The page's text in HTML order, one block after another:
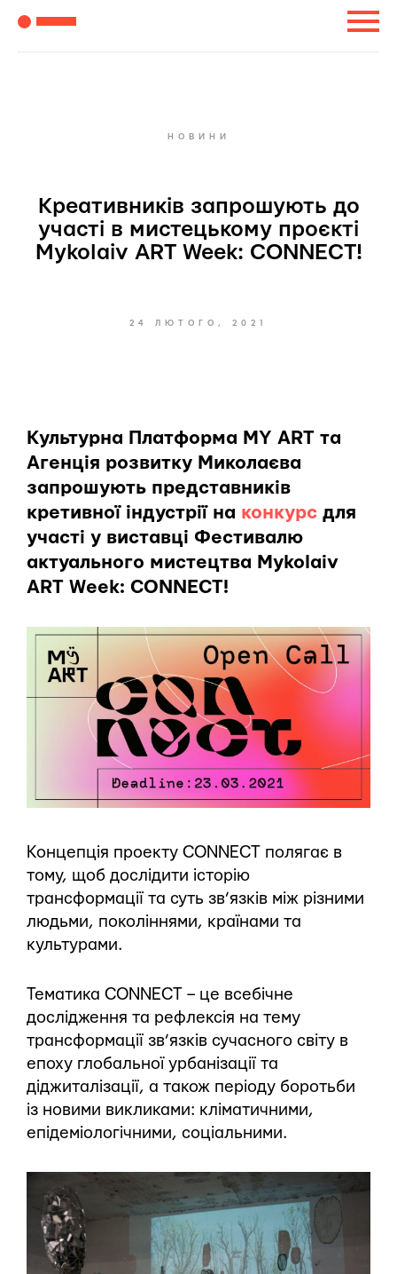
НОВИНИ
Креативників запрошують до
участі в мистецькому проєкті
Mykolaiv ART Week: CONNECT!
24 ЛЮТОГО, 2021
Культурна Платформа MY ART та
Агенція розвитку Миколаєва
запрошують представників
кретивної індустрії на конкурс для
участі у виставці Фестивалю
актуального мистецтва Mykolaiv
ART Week: CONNECT!
Концепція проекту CONNECT полягає в
тому, щоб дослідити історію
трансформації та суть зв’язків між різними
людьми, поколіннями, країнами та
культурами.
Тематика CONNECT – це всебічне
дослідження та рефлексія на тему
трансформації зв’язків сучасного світу в
епоху глобальної урбанізації та
діджиталізації, а також періоду боротьби
із новими викликами: кліматичними,
епідеміологічними, соціальними.